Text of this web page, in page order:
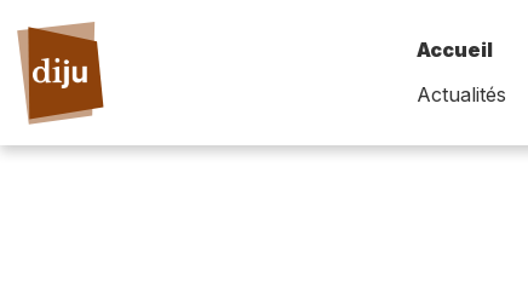
Accueil
Actualités